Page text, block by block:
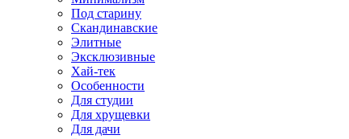
Под старину
Скандинавские
Элитные
Эксклюзивные
Хай-тек
Особенности
Для студии
Для хрущевки
Для дачи